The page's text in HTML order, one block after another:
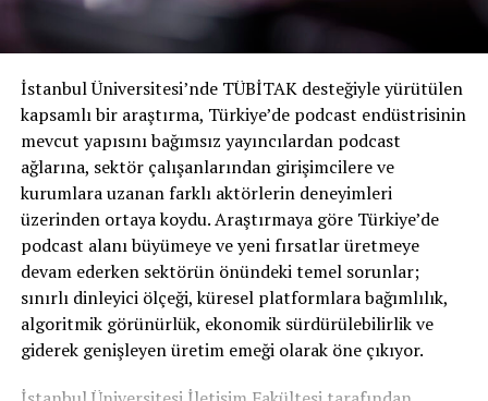
teknolojisi
Sanatta Nüans
İstanbul Üniversitesi’nde TÜBİTAK desteğiyle yürütülen
kapsamlı bir araştırma, Türkiye’de podcast endüstrisinin
mevcut yapısını bağımsız yayıncılardan podcast
ağlarına, sektör çalışanlarından girişimcilere ve
kurumlara uzanan farklı aktörlerin deneyimleri
üzerinden ortaya koydu. Araştırmaya göre Türkiye’de
podcast alanı büyümeye ve yeni fırsatlar üretmeye
devam ederken sektörün önündeki temel sorunlar;
sınırlı dinleyici ölçeği, küresel platformlara bağımlılık,
algoritmik görünürlük, ekonomik sürdürülebilirlik ve
giderek genişleyen üretim emeği olarak öne çıkıyor.